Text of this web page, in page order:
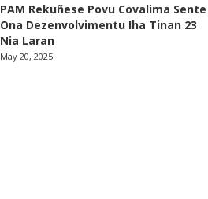
PAM Rekuñese Povu Covalima Sente
Ona Dezenvolvimentu Iha Tinan 23
Nia Laran
May 20, 2025